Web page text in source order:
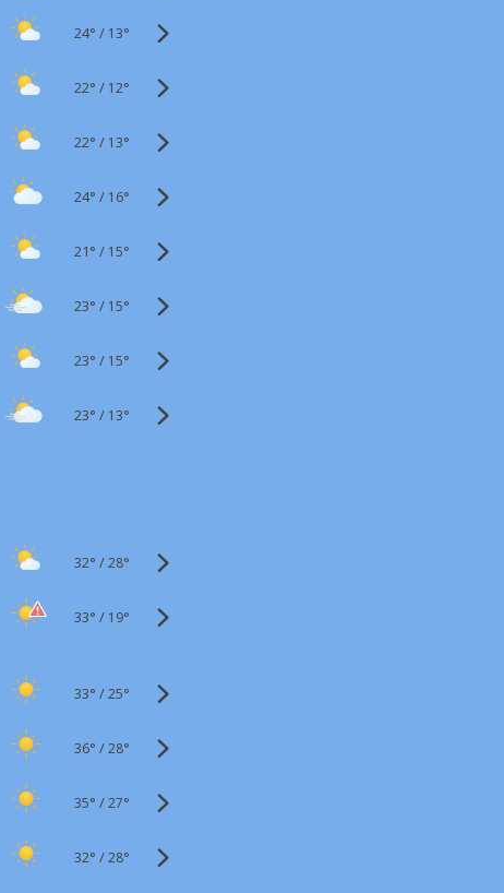
24° / 13°
22° / 12°
22° / 13°
24° / 16°
21° / 15°
23° / 15°
23° / 15°
23° / 13°
32° /28°
33° / 19°
33° /25°
36° /28°
35° /27°
32° /28°